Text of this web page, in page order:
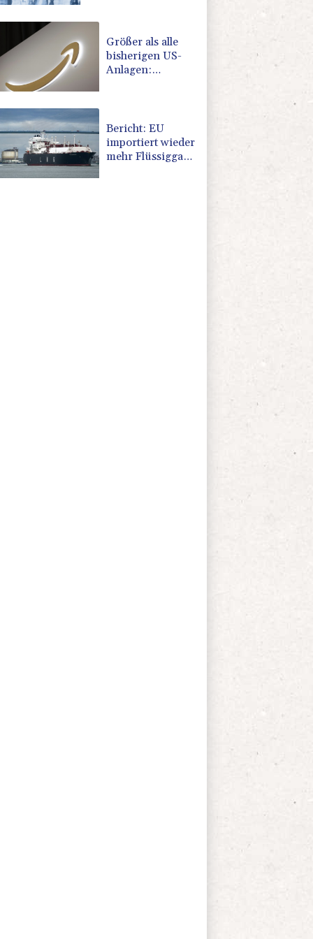
Bundes geknüpft
Größer als alle
bisherigen US-
Anlagen:
riesiges
Gaskraftwerk
Bericht: EU
importiert wieder
mehr Flüssiggas